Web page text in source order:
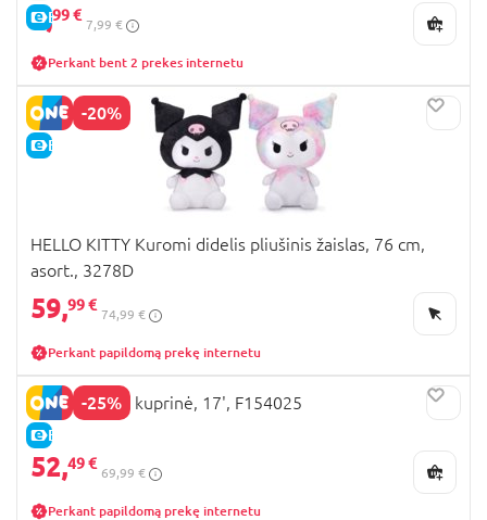
E-KAINA
5,99 €
7,99 €
Perkant bent 2 prekes internetu
-20%
E-KAINA
HELLO KITTY Kuromi didelis pliušinis žaislas, 76 cm,
asort., 3278D
59,99 €
74,99 €
Perkant papildomą prekę internetu
-25%
E-KAINA
HELLO KITTY kuprinė, 17', F154025
52,49 €
69,99 €
Perkant papildomą prekę internetu